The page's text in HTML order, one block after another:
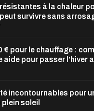
à la chaleur
survivre sans
€ pour le chauffage :
aide pour passer l’hiver
incontournables pour
soleil